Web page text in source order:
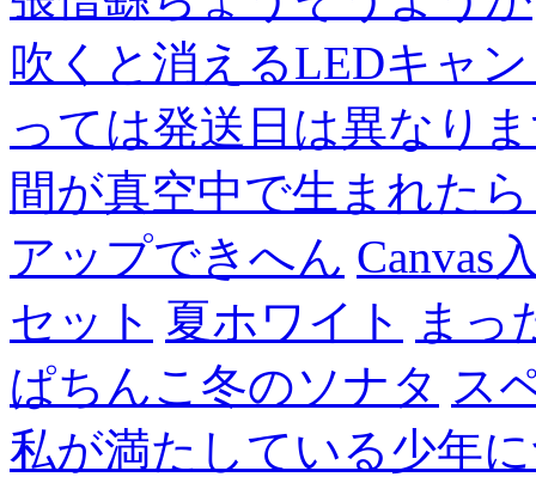
吹くと消えるLEDキャ
っては発送日は異なり
間が真空中で生まれた
アップできへん Canvas
セット 夏ホワイト
まっ
ぱちんこ冬のソナタ ス
私が満たしている少年